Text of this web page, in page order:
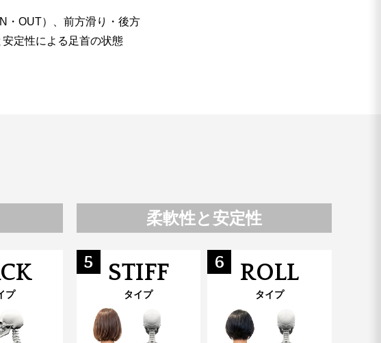
・OUT）、前方滑り・後方
定性による足首の状態
プ
柔軟性と安定性
5 STIFF
タイプ
6 ROLL
タイプ